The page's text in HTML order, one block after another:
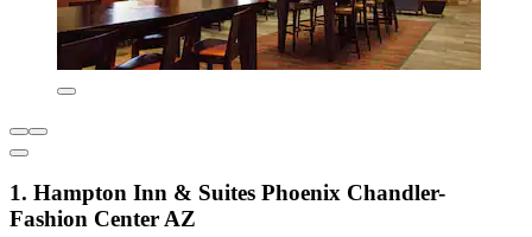
1. Hampton Inn & Suites Phoenix Chandler-
Fashion Center AZ